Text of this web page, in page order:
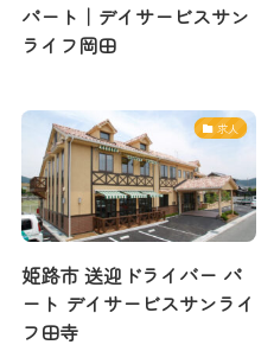
パート｜デイサービスサン
ライフ岡田
求人
姫路市 送迎ドライバー パ
ート デイサービスサンライ
フ田寺